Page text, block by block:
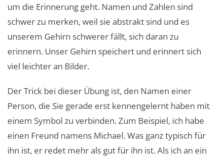
um die Erinnerung geht. Namen und Zahlen sind
schwer zu merken, weil sie abstrakt sind und es
unserem Gehirn schwerer fällt, sich daran zu
erinnern. Unser Gehirn speichert und erinnert sich
viel leichter an Bilder.
Der Trick bei dieser Übung ist, den Namen einer
Person, die Sie gerade erst kennengelernt haben mit
einem Symbol zu verbinden. Zum Beispiel, ich habe
einen Freund namens Michael. Was ganz typisch für
ihn ist, er redet mehr als gut für ihn ist. Als ich an ein